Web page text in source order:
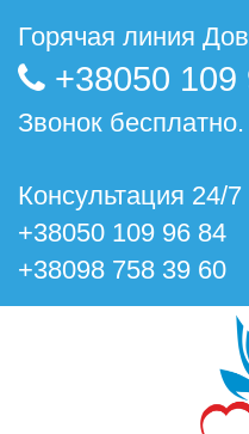
Горячая линия
+38050 109
Звонок бесплатно.
Консультация 24/7
+38050 109 96 84
+38098 758 39 60